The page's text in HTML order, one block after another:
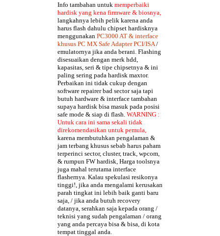
Info tambahan untuk memperbaiki
hardisk yang kena firmware & biosnya,
langkahnya lebih pelik karena anda
harus flash dahulu chipset hardisknya
menggunakan PC3000 AT & interface
khusus PC MX Safe Adapter PCI/ISA /
emulatornya jika anda berani. Flashing
disesuaikan dengan merk hdd,
kapasitas, seri & tipe chipsetnya & ini
paling sering pada hardisk maxtor.
Perbaikan ini tidak cukup dengan
software repairer bad sector saja tapi
butuh hardware & interface tambahan
supaya hardisk bisa masuk pada posisi
safe mode & siap di flash. WARNING :
Untuk cara ini sama sekali tidak
direkomendasikan untuk pemula,
karena membutuhkan pengalaman &
jam terbang khusus sebab harus paham
terperinci sector, cluster, track, wpcom,
& rumpun FW hardisk, Harga toolsnya
juga mahal terutama interface
flashernya. Kalau spekulasi resikonya
tinggi!, jika anda mengalami kerusakan
parah tingkat ini lebih baik ganti baru
saja, / jika anda butuh recovery
datanya, serahkan saja kepada orang /
teknisi yang sudah pengalaman / orang
yang anda percaya bisa & bisa, di kota
tempat tinggal anda.